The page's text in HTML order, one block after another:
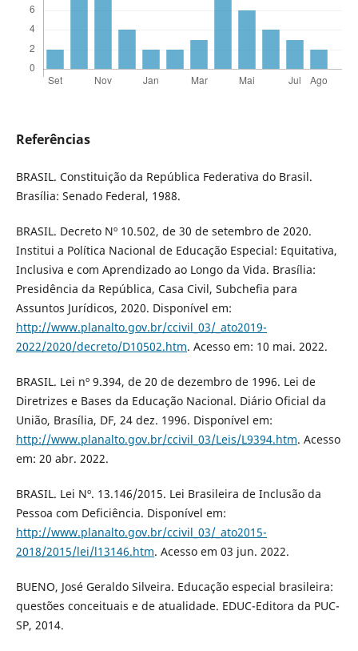
Referências
BRASIL. Constituição da República Federativa do Brasil.
Brasília: Senado Federal, 1988.
BRASIL. Decreto Nº 10.502, de 30 de setembro de 2020.
Institui a Política Nacional de Educação Especial: Equitativa,
Inclusiva e com Aprendizado ao Longo da Vida. Brasília:
Presidência da República, Casa Civil, Subchefia para
Assuntos Jurídicos, 2020. Disponível em:
http://www.planalto.gov.br/ccivil_03/_ato2019-
2022/2020/decreto/D10502.htm. Acesso em: 10 mai. 2022.
BRASIL. Lei nº 9.394, de 20 de dezembro de 1996. Lei de
Diretrizes e Bases da Educação Nacional. Diário Oficial da
União, Brasília, DF, 24 dez. 1996. Disponível em:
http://www.planalto.gov.br/ccivil_03/Leis/L9394.htm. Acesso
em: 20 abr. 2022.
BRASIL. Lei Nº. 13.146/2015. Lei Brasileira de Inclusão da
Pessoa com Deficiência. Disponível em:
http://www.planalto.gov.br/ccivil_03/_ato2015-
2018/2015/lei/l13146.htm. Acesso em 03 jun. 2022.
BUENO, José Geraldo Silveira. Educação especial brasileira:
questões conceituais e de atualidade. EDUC-Editora da PUC-
SP, 2014.